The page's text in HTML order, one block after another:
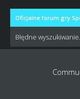
Oficjalne forum gry
Błędne